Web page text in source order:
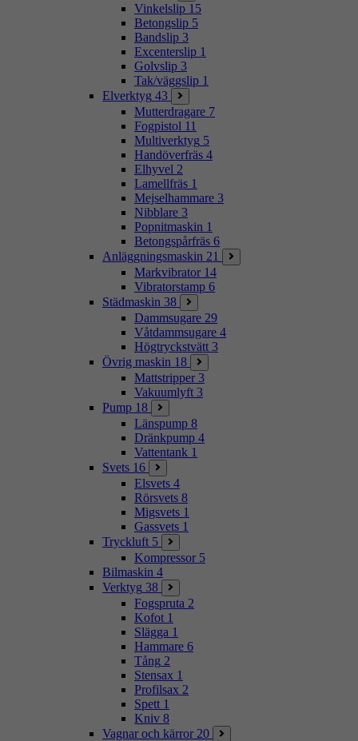
Vinkelslip 15
Betongslip 5
Bandslip 3
Excenterslip 1
Golvslip 3
Tak/väggslip 1
Elverktyg 43
Mutterdragare 7
Fogpistol 11
Multiverktyg 5
Handöverfräs 4
Elhyvel 2
Lamellfräs 1
Mejselhammare 3
Nibblare 3
Popnitmaskin 1
Betongspårfräs 6
Anläggningsmaskin 21
Markvibrator 14
Vibratorstamp 6
Städmaskin 38
Dammsugare 29
Våtdammsugare 4
Högtryckstvätt 3
Övrig maskin 18
Mattstripper 3
Vakuumlyft 3
Pump 18
Länspump 8
Dränkpump 4
Vattentank 1
Svets 16
Elsvets 4
Rörsvets 8
Migsvets 1
Gassvets 1
Tryckluft 5
Kompressor 5
Bilmaskin 4
Verktyg 38
Fogspruta 2
Kofot 1
Slägga 1
Hammare 6
Tång 2
Stensax 1
Profilsax 2
Spett 1
Kniv 8
Vagnar och kärror 20